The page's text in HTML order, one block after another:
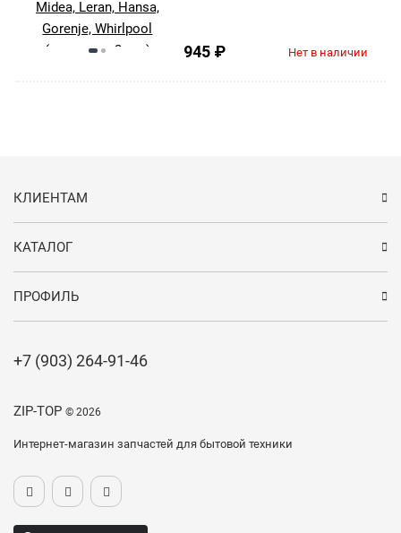
945 ₽ Нет в наличии
ZIP-TOP © 2026
Интернет-магазин запчастей для бытовой техники
КЛИЕНТАМ
КАТАЛОГ
ПРОФИЛЬ
+7 (903) 264-91-46